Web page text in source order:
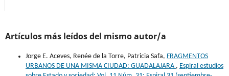
Artículos más leídos del mismo autor/a
Jorge E. Aceves, Renée de la Torre, Patricia Safa, FRAGMENTOS
URBANOS DE UNA MISMA CIUDAD: GUADALAJARA , Espiral estudios